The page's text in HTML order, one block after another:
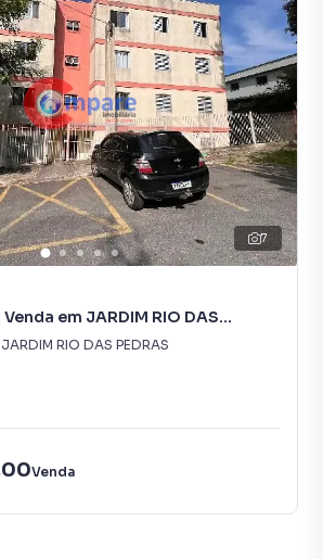
7
em JARDIM RIO DAS
JARDIM RIO DAS PEDRAS
Venda